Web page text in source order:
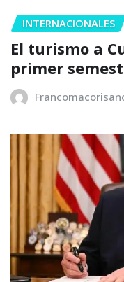
INTERNACIONALES
El turismo a
primer